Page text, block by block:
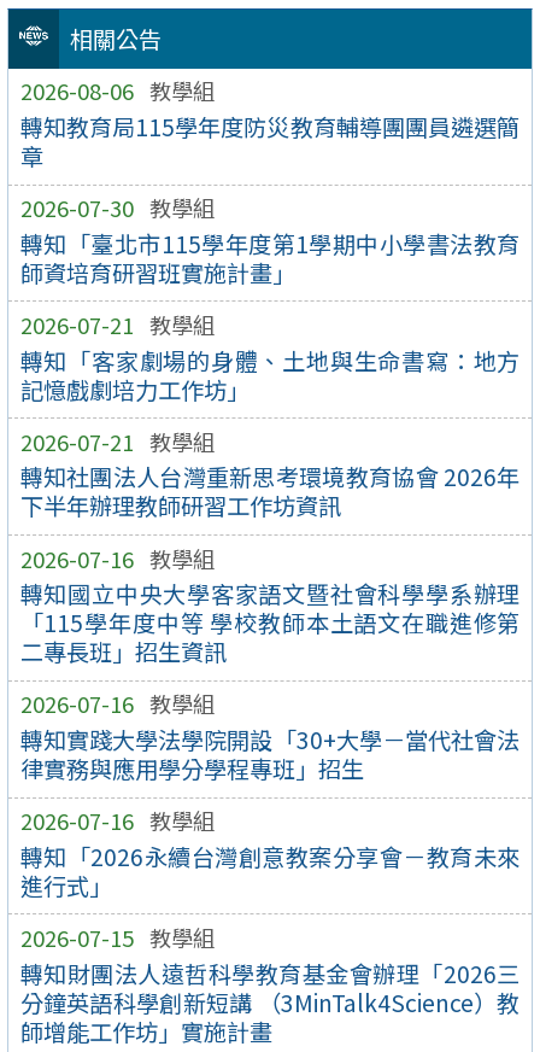
相關公告
2026-08-06 教學組
轉知教育局115學年度防災教育輔導團團員遴選簡
章
2026-07-30 教學組
轉知「臺北市115學年度第1學期中小學書法教育
師資培育研習班實施計畫」
2026-07-21 教學組
轉知「客家劇場的身體、土地與生命書寫：地方
記憶戲劇培力工作坊」
2026-07-21 教學組
轉知社團法人台灣重新思考環境教育協會 2026年
下半年辦理教師研習工作坊資訊
2026-07-16 教學組
轉知國立中央大學客家語文暨社會科學學系辦理
「115學年度中等 學校教師本土語文在職進修第
二專長班」招生資訊
2026-07-16 教學組
轉知實踐大學法學院開設「30+大學－當代社會法
律實務與應用學分學程專班」招生
2026-07-16 教學組
轉知「2026永續台灣創意教案分享會－教育未來
進行式」
2026-07-15 教學組
轉知財團法人遠哲科學教育基金會辦理「2026三
分鐘英語科學創新短講 （3MinTalk4Science）教
師增能工作坊」實施計畫